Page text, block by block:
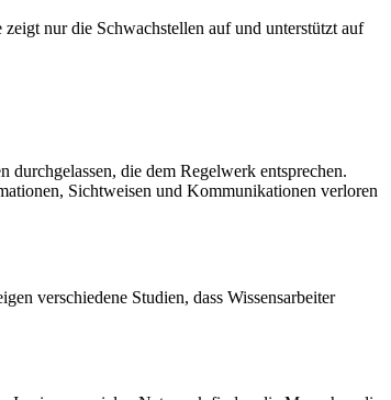
zeigt nur die Schwachstellen auf und unterstützt auf
die dem Regelwerk entsprechen.
Sichtweisen und Kommunikationen verloren
verschiedene Studien, dass Wissensarbeiter